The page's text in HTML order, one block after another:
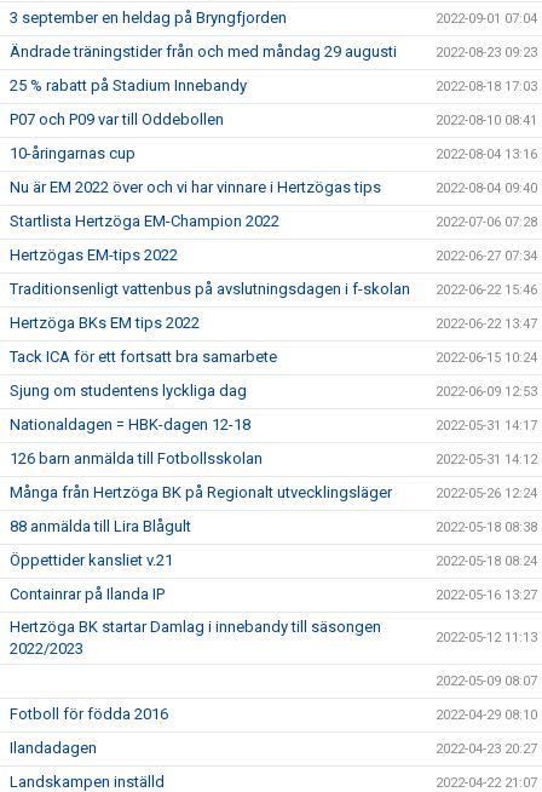
3 september en heldag på Bryngfjorden 2022-09-01 07:04
Ändrade träningstider från och med måndag 29 augusti 2022-08-23 09:23
25 % rabatt på Stadium Innebandy 2022-08-18 17:03
P07 och P09 var till Oddebollen 2022-08-10 08:41
10-åringarnas cup 2022-08-04 13:16
Nu är EM 2022 över och vi har vinnare i Hertzögas tips 2022-08-04 09:40
Startlista Hertzöga EM-Champion 2022 2022-07-06 07:28
Hertzögas EM-tips 2022 2022-06-27 07:34
Traditionsenligt vattenbus på avslutningsdagen i f-skolan 2022-06-22 15:46
Hertzöga BKs EM tips 2022 2022-06-22 13:47
Tack ICA för ett fortsatt bra samarbete 2022-06-15 10:24
Sjung om studentens lyckliga dag 2022-06-09 12:53
Nationaldagen = HBK-dagen 12-18 2022-05-31 14:17
126 barn anmälda till Fotbollsskolan 2022-05-31 14:12
Många från Hertzöga BK på Regionalt utvecklingsläger 2022-05-26 12:24
88 anmälda till Lira Blågult 2022-05-18 08:38
Öppettider kansliet v.21 2022-05-18 08:24
Containrar på Ilanda IP 2022-05-16 13:27
Hertzöga BK startar Damlag i innebandy till säsongen
2022/2023
2022-05-12 11:13
2022-05-09 08:07
Fotboll för födda 2016 2022-04-29 08:10
Ilandadagen 2022-04-23 20:27
Landskampen inställd 2022-04-22 21:07